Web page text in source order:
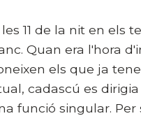
les 11 de la nit en els
Quan era l'hora
els que ja
cadascú es
funció singular.